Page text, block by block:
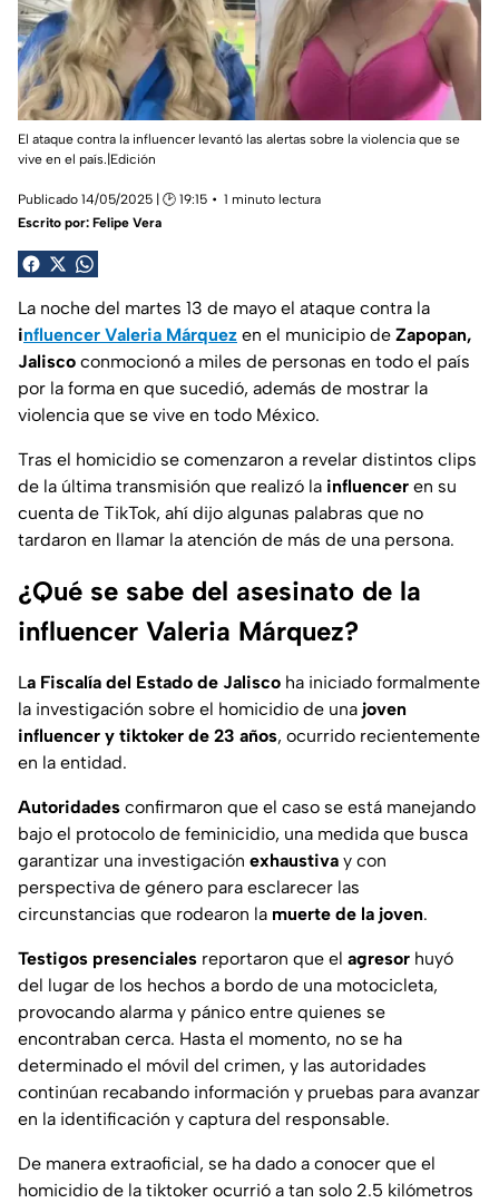
El ataque contra la influencer levantó las alertas sobre la violencia que se
vive en el país.|Edición
Publicado 14/05/2025 | 🕑 19:15
1 minuto lectura
Escrito por: Felipe Vera
La noche del martes 13 de mayo el ataque contra la
influencer Valeria Márquez en el municipio de Zapopan,
Jalisco conmocionó a miles de personas en todo el país
por la forma en que sucedió, además de mostrar la
violencia que se vive en todo México.
Tras el homicidio se comenzaron a revelar distintos clips
de la última transmisión que realizó la influencer en su
cuenta de TikTok, ahí dijo algunas palabras que no
tardaron en llamar la atención de más de una persona.
¿Qué se sabe del asesinato de la
influencer Valeria Márquez?
La Fiscalía del Estado de Jalisco ha iniciado formalmente
la investigación sobre el homicidio de una joven
influencer y tiktoker de 23 años, ocurrido recientemente
en la entidad.
Autoridades confirmaron que el caso se está manejando
bajo el protocolo de feminicidio, una medida que busca
garantizar una investigación exhaustiva y con
perspectiva de género para esclarecer las
circunstancias que rodearon la muerte de la joven.
Testigos presenciales reportaron que el agresor huyó
del lugar de los hechos a bordo de una motocicleta,
provocando alarma y pánico entre quienes se
encontraban cerca. Hasta el momento, no se ha
determinado el móvil del crimen, y las autoridades
continúan recabando información y pruebas para avanzar
en la identificación y captura del responsable.
De manera extraoficial, se ha dado a conocer que el
homicidio de la tiktoker ocurrió a tan solo 2.5 kilómetros